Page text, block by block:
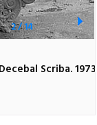
Scriba. 1973
2/14